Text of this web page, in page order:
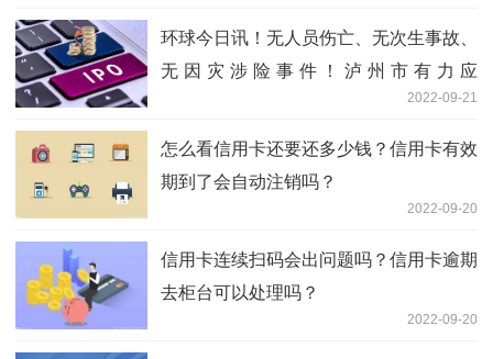
环球今日讯！无人员伤亡、无次生事故、
无因灾涉险事件！泸州市有力应
2022-09-21
怎么看信用卡还要还多少钱？信用卡有效
期到了会自动注销吗？
2022-09-20
信用卡连续扫码会出问题吗？信用卡逾期
去柜台可以处理吗？
2022-09-20